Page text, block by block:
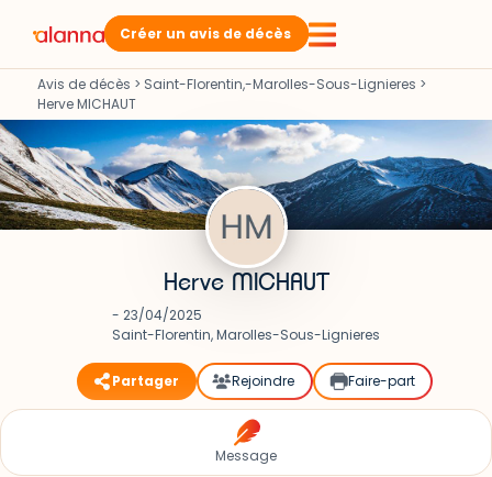
Créer un avis de décès
Avis de décès > Saint-Florentin,-Marolles-Sous-Lignieres >
Herve MICHAUT
Herve MICHAUT
- 23/04/2025
Saint-Florentin, Marolles-Sous-Lignieres
Partager Rejoindre Faire-part
Message